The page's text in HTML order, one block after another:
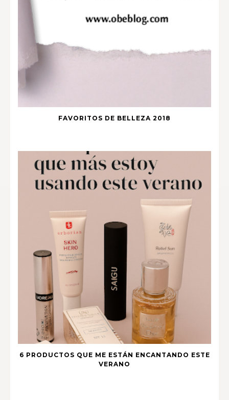
FAVORITOS DE BELLEZA 2018
6 PRODUCTOS QUE ME ESTÁN ENCANTANDO ESTE
VERANO